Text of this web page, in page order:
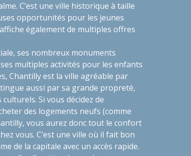
C’est une ville historique à taille
opportunités pour les jeunes
également de multiples offres
ses nombreux monuments
multiples activités pour les enfants
Chantilly est la ville agréable par
aussi par sa grande propreté,
Si vous décidez de
des logements neufs (comme
vous aurez donc tout le confort
vous. C’est une ville où il fait bon
de la capitale avec un accès rapide.